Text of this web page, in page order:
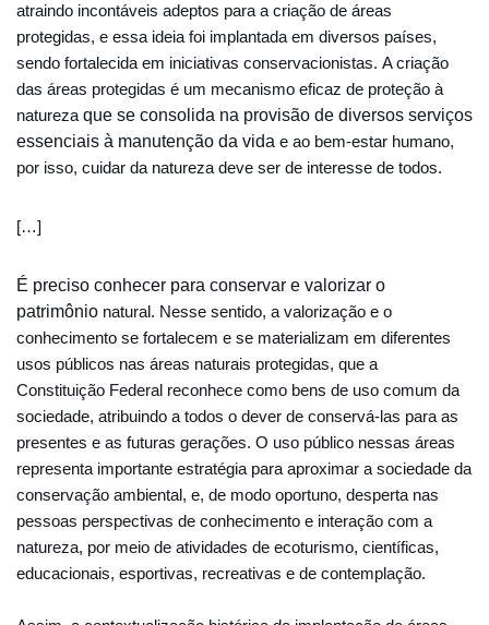
atraindo incontáveis adeptos para a criação de áreas
protegidas, e essa ideia foi implantada em diversos países,
sendo fortalecida em iniciativas conservacionistas. A criação
das áreas protegidas é um mecanismo eficaz de proteção à
natureza que se consolida na provisão de diversos serviços
essenciais à manutenção da vida e ao bem-estar humano,
por isso, cuidar da natureza deve ser de interesse de todos.
[…]
É preciso conhecer para conservar e valorizar o
patrimônio natural. Nesse sentido, a valorização e o
conhecimento se fortalecem e se materializam em diferentes
usos públicos nas áreas naturais protegidas, que a
Constituição Federal reconhece como bens de uso comum da
sociedade, atribuindo a todos o dever de conservá-las para as
presentes e as futuras gerações. O uso público nessas áreas
representa importante estratégia para aproximar a sociedade da
conservação ambiental, e, de modo oportuno, desperta nas
pessoas perspectivas de conhecimento e interação com a
natureza, por meio de atividades de ecoturismo, científicas,
educacionais, esportivas, recreativas e de contemplação.